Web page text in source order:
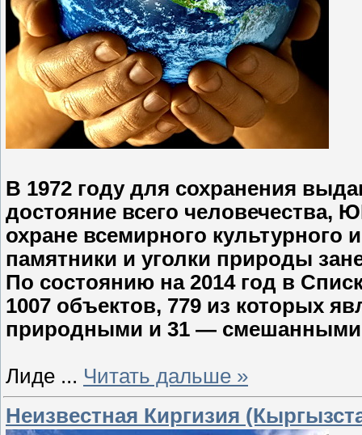
В 1972 году для сохранения
достояние всего
охране всемирного
памятники и уголки природы
По состоянию на 2014 год в
1007 объектов, 779 из которых
природными и 31 —
Лиде ... Читать дальше »
Неизвестная Киргизия